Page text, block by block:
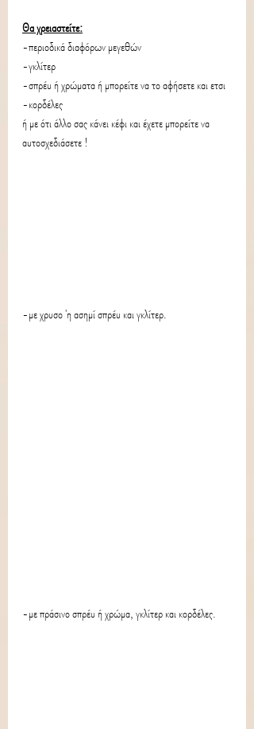
Θα χρειαστείτε:
-περιοδικά διαφόρων μεγεθών
-γκλίτερ
-σπρέυ ή χρώματα ή μπορείτε να το αφήσετε και ετσι
-κορδέλες
ή με ότι άλλο σας κάνει κέφι και έχετε μπορείτε να
αυτοσχεδιάσετε !
-με χρυσο 'η ασημί σπρέυ και γκλίτερ.
-με πράσινο σπρέυ ή χρώμα, γκλίτερ και κορδέλες.